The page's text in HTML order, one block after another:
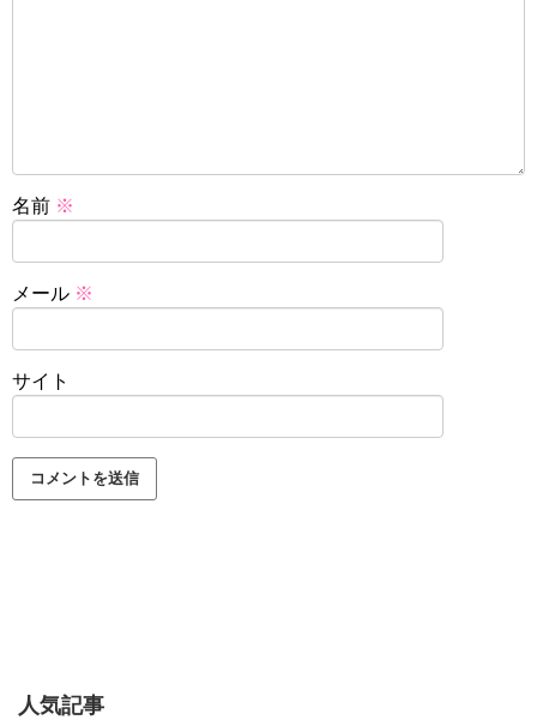
名前 ※
メール ※
サイト
人気記事